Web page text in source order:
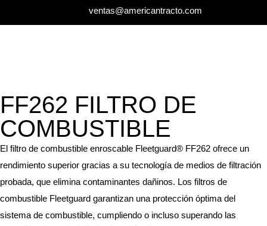
ventas@americantracto.com
FF262 FILTRO DE
COMBUSTIBLE
El filtro de combustible enroscable Fleetguard® FF262 ofrece un
rendimiento superior gracias a su tecnología de medios de filtración
probada, que elimina contaminantes dañinos. Los filtros de
combustible Fleetguard garantizan una protección óptima del
sistema de combustible, cumpliendo o incluso superando las